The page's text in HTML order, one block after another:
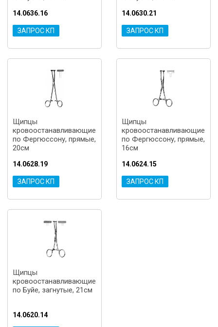
14.0636.16
ЗАПРОС КП
14.0630.21
ЗАПРОС КП
Щипцы
кровоостанавливающие
по Фергюссону, прямые,
20см
14.0628.19
ЗАПРОС КП
Щипцы
кровоостанавливающие
по Фергюссону, прямые,
16см
14.0624.15
ЗАПРОС КП
Щипцы
кровоостанавливающие
по Буйе, загнутые, 21см
14.0620.14